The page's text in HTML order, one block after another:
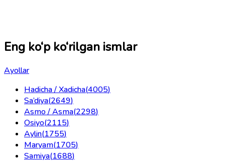
Eng ko‘p ko‘rilgan ismlar
Ayollar
Hadicha / Xadicha(4005)
Sa’diya(2649)
Asmo / Asma(2298)
Osiyo(2115)
Aylin(1755)
Maryam(1705)
Samiya(1688)